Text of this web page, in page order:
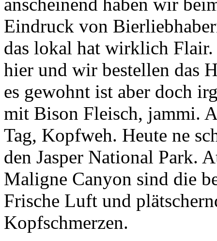
anscheinend haben wir
Eindruck von
das lokal hat wirklich
hier und wir bestellen das
es gewohnt ist aber doch
mit Bison Fleisch, jammi.
Tag, Kopfweh. Heute ne
den Jasper National Park.
Maligne Canyon sind die
Frische Luft und
Kopfschmerzen.